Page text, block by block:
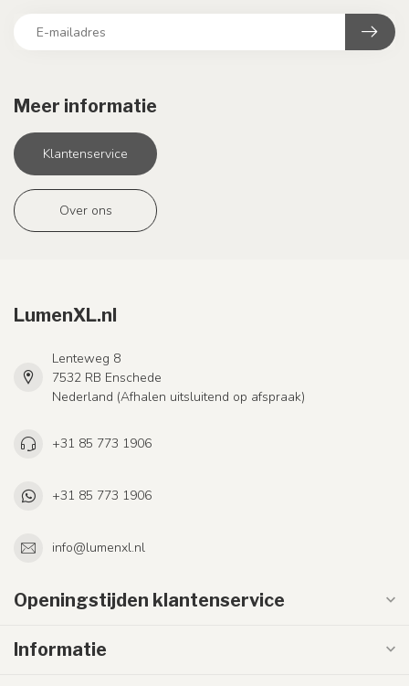
Meer informatie
Klantenservice
Over ons
LumenXL.nl
Lenteweg 8
7532 RB Enschede
Nederland (Afhalen uitsluitend op afspraak)
+31 85 773 1906
+31 85 773 1906
info@lumenxl.nl
Openingstijden klantenservice
Informatie